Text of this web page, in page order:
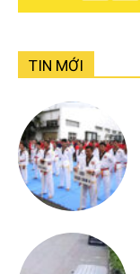
TIN MỚI